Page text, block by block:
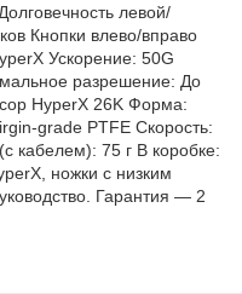
левой/
Кнопки влево/вправо
Ускорение: 50G
разрешение: До
HyperX 26K Форма:
grade PTFE Скорость:
кабелем): 75 г В коробке:
ножки с низким
Гарантия — 2